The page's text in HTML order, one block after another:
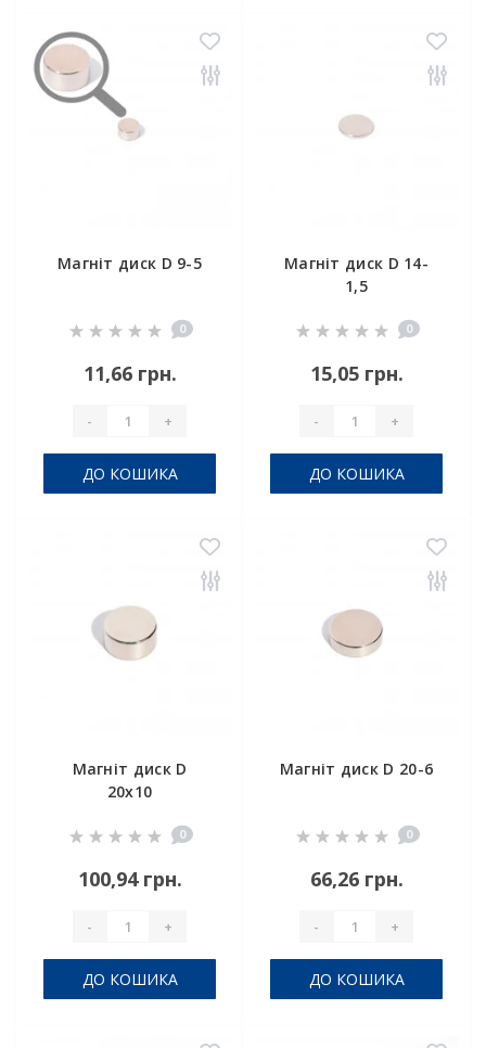
Магніт диск D 9-5
0
11,66 грн.
- +
ДО КОШИКА
Магніт диск D 14-
1,5
0
15,05 грн.
- +
ДО КОШИКА
Магніт диск D
20x10
0
100,94 грн.
- +
ДО КОШИКА
Магніт диск D 20-6
0
66,26 грн.
- +
ДО КОШИКА